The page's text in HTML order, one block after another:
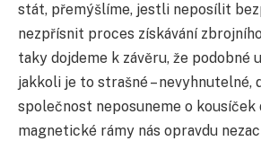
stát, přemýšlíme, jestli neposílit
nezpřísnit proces získávání
taky dojdeme k závěru, že podobné
jakkoli je to strašné – nevyhnutelné,
společnost neposuneme o kousíček
magnetické rámy nás opravdu